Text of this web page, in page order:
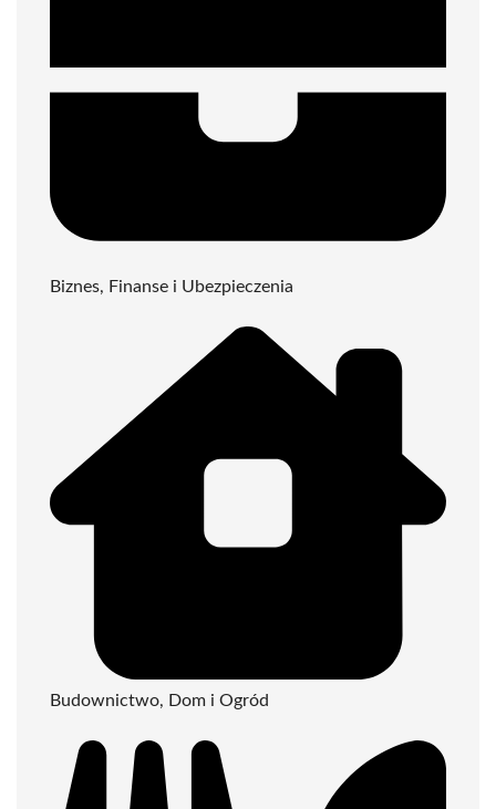
Biznes, Finanse i Ubezpieczenia
Budownictwo, Dom i Ogród